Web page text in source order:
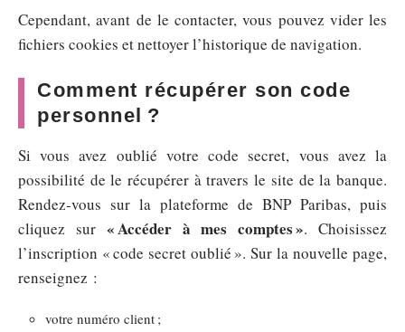
Cependant, avant de le contacter, vous pouvez vider les
fichiers cookies et nettoyer l’historique de navigation.
Comment récupérer son code
personnel ?
Si vous avez oublié votre code secret, vous avez la
possibilité de le récupérer à travers le site de la banque.
Rendez-vous sur la plateforme de BNP Paribas, puis
cliquez sur « Accéder à mes comptes ». Choisissez
l’inscription « code secret oublié ». Sur la nouvelle page,
renseignez :
votre numéro client ;